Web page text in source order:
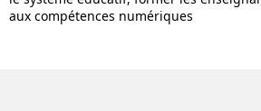
aux compétences numériques